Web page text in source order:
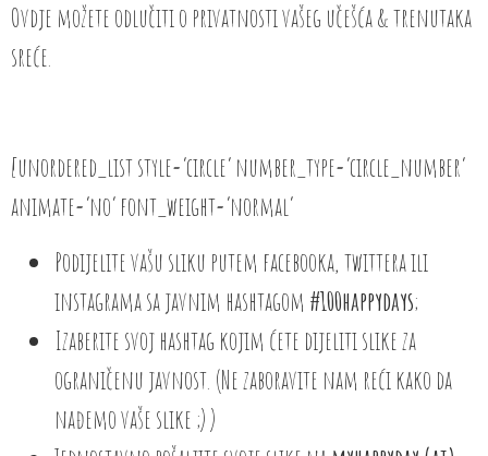
Ovdje možete odlučiti o privatnosti vašeg učešća & trenutaka
sreće.
[unordered_list style=’circle’ number_type=’circle_number’
animate=’no’ font_weight=’normal’
Podijelite vašu sliku putem facebooka, twittera ili
instagrama sa javnim hashtagom #100happydays;
Izaberite svoj hashtag kojim ćete dijeliti slike za
ograničenu javnost. (Ne zaboravite nam reći kako da
nađemo vaše slike ;) )